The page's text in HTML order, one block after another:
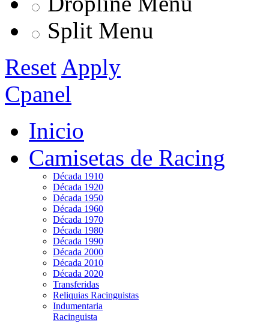
Split Menu
Reset Apply
Cpanel
Inicio
Camisetas de Racing
Década 1910
Década 1920
Década 1950
Década 1960
Década 1970
Década 1980
Década 1990
Década 2000
Década 2010
Década 2020
Transferidas
Reliquias Racinguistas
Indumentaria
Racinguista